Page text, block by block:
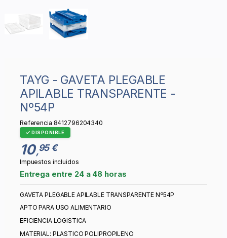
TAYG - GAVETA PLEGABLE
APILABLE TRANSPARENTE -
Nº54P
Referencia 8412796204340
DISPONIBLE
10,95 €
Impuestos incluidos
Entrega entre 24 a 48 horas
GAVETA PLEGABLE APILABLE TRANSPARENTE Nº54P
APTO PARA USO ALIMENTARIO
EFICIENCIA LOGISTICA
MATERIAL: PLASTICO POLIPROPILENO